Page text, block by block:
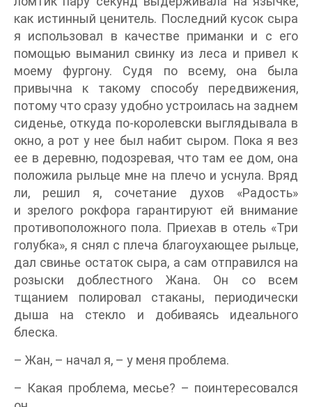
как истинный ценитель. Последний кусок сыра
я использовал в качестве приманки и с его
помощью выманил свинку из леса и привел к
моему фургону. Судя по всему, она была
привычна к такому способу передвижения,
потому что сразу удобно устроилась на заднем
сиденье, откуда по-королевски выглядывала в
окно, а рот у нее был набит сыром. Пока я вез
ее в деревню, подозревая, что там ее дом, она
положила рыльце мне на плечо и уснула. Вряд
ли, решил я, сочетание духов «Радость»
и зрелого рокфора гарантируют ей внимание
противоположного пола. Приехав в отель «Три
голубка», я снял с плеча благоухающее рыльце,
дал свинье остаток сыра, а сам отправился на
розыски доблестного Жана. Он со всем
тщанием полировал стаканы, периодически
дыша на стекло и добиваясь идеального
блеска.
– Жан, – начал я, – у меня проблема.
– Какая проблема, месье? – поинтересовался